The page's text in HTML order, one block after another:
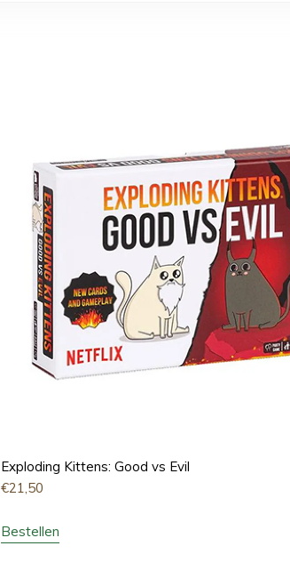
Exploding Kittens: Good vs Evil
€21,50
Bestellen